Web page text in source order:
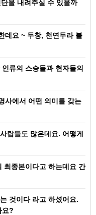
을 내려주실 수 있을까
데요 ~ 두창, 천연두라 불
류의 스승들과 현자들의
사에서 어떤 의미를 갖는
람들도 많은데요. 어떻게
최종본이다고 하는데요 간
것이다 라고 하셨어요.
요?